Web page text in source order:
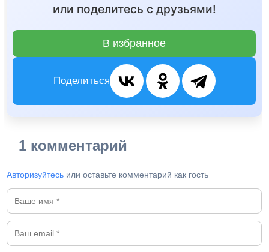
или поделитесь с друзьями!
В избранное
Поделиться
1 комментарий
Авторизуйтесь или оставьте комментарий как гость